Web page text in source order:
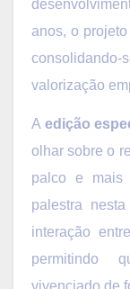
anos, o
consolidando-
valorização
A edição
olhar sobre o
palco e mais
palestra
interação
permitindo
vivenciado de